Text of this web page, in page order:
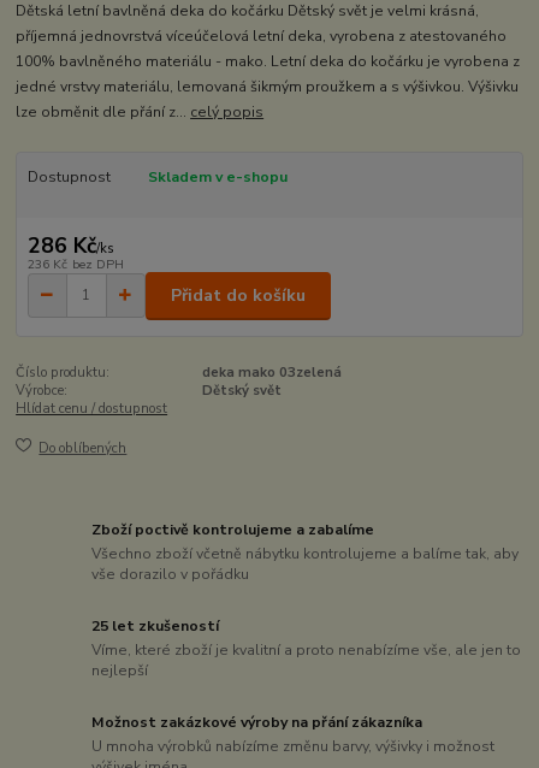
Dětská letní bavlněná deka do kočárku Dětský svět je velmi krásná,
příjemná jednovrstvá víceúčelová letní deka, vyrobena z atestovaného
100% bavlněného materiálu - mako. Letní deka do kočárku je vyrobena z
jedné vrstvy materiálu, lemovaná šikmým proužkem a s výšivkou. Výšivku
lze obměnit dle přání z... celý popis
Dostupnost Skladem v e-shopu
286 Kč/ks
236 Kč bez DPH
Přidat do košíku
Číslo produktu:
deka mako 03zelená
Výrobce:
Dětský svět
Hlídat cenu / dostupnost
Do oblíbených
Zboží poctivě kontrolujeme a zabalíme
Všechno zboží včetně nábytku kontrolujeme a balíme tak, aby
vše dorazilo v pořádku
25 let zkušeností
Víme, které zboží je kvalitní a proto nenabízíme vše, ale jen to
nejlepší
Možnost zakázkové výroby na přání zákazníka
U mnoha výrobků nabízíme změnu barvy, výšivky i možnost